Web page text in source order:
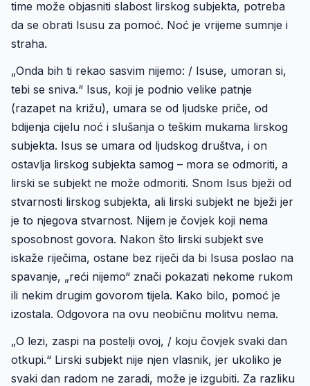
time može objasniti slabost lirskog subjekta, potreba
da se obrati Isusu za pomoć. Noć je vrijeme sumnje i
straha.
„Onda bih ti rekao sasvim nijemo: / Isuse, umoran si,
tebi se sniva.“ Isus, koji je podnio velike patnje
(razapet na križu), umara se od ljudske priče, od
bdijenja cijelu noć i slušanja o teškim mukama lirskog
subjekta. Isus se umara od ljudskog društva, i on
ostavlja lirskog subjekta samog – mora se odmoriti, a
lirski se subjekt ne može odmoriti. Snom Isus bježi od
stvarnosti lirskog subjekta, ali lirski subjekt ne bježi jer
je to njegova stvarnost. Nijem je čovjek koji nema
sposobnost govora. Nakon što lirski subjekt sve
iskaže riječima, ostane bez riječi da bi Isusa poslao na
spavanje, „reći nijemo“ znači pokazati nekome rukom
ili nekim drugim govorom tijela. Kako bilo, pomoć je
izostala. Odgovora na ovu neobičnu molitvu nema.
„O lezi, zaspi na postelji ovoj, / koju čovjek svaki dan
otkupi.“ Lirski subjekt nije njen vlasnik, jer ukoliko je
svaki dan radom ne zaradi, može je izgubiti. Za razliku